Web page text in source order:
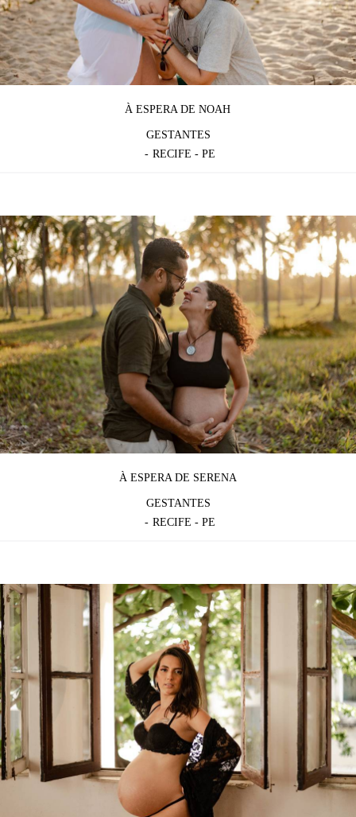
À ESPERA DE NOAH
GESTANTES
RECIFE - PE
À ESPERA DE SERENA
GESTANTES
RECIFE - PE